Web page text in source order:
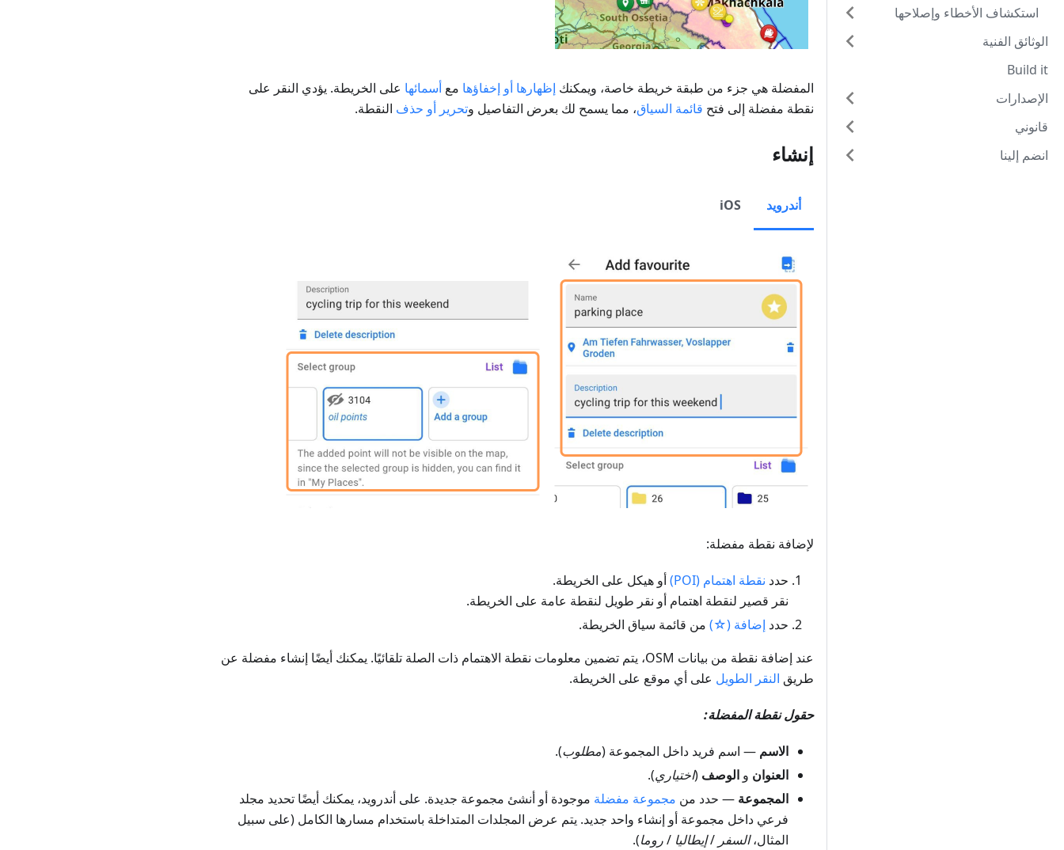
استكشاف الأخطاء وإصلاحها
الوثائق الفنية
Build it
الإصدارات
قانوني
انضم إلينا
المفضلة هي جزء من طبقة خريطة خاصة، ويمكنك إظهارها أو إخفاؤها مع أسمائها على الخريطة. يؤدي النقر على
نقطة مفضلة إلى فتح قائمة السياق، مما يسمح لك بعرض التفاصيل وتحرير أو حذف النقطة.
إنشاء
أندرويد iOS
لإضافة نقطة مفضلة:
حدد نقطة اهتمام (POI)
أو هيكل على الخريطة.
نقر قصير لنقطة اهتمام أو نقر طويل لنقطة عامة على الخريطة.
حدد إضافة (☆) من قائمة سياق الخريطة.
عند إضافة نقطة من بيانات OSM، يتم تضمين معلومات نقطة الاهتمام ذات الصلة تلقائيًا. يمكنك أيضًا إنشاء مفضلة عن
طريق النقر الطويل على أي موقع على الخريطة.
حقول نقطة المفضلة:
الاسم — اسم فريد داخل المجموعة (مطلوب).
العنوان و الوصف (اختياري).
المجموعة — حدد من مجموعة مفضلة موجودة أو أنشئ مجموعة جديدة. على أندرويد، يمكنك أيضًا تحديد مجلد
فرعي داخل مجموعة أو إنشاء واحد جديد. يتم عرض المجلدات المتداخلة باستخدام مسارها الكامل (على سبيل
المثال،السفر /إيطاليا /روما).